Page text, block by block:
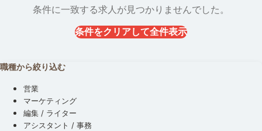
条件に一致する求人が見つかりませんでした。
条件をクリアして全件表示
職種から絞り込む
営業
マーケティング
編集 / ライター
アシスタント / 事務